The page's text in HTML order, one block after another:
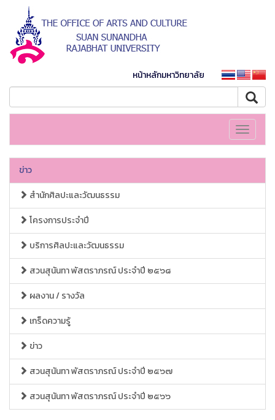
หน้าหลักมหาวิทยาลัย
Toggle
ข่าว
สำนักศิลปะและวัฒนธรรม
โครงการประจำปี
บริการศิลปะและวัฒนธรรม
สวนสุนันทา พัสตราภรณ์ ประจำปี ๒๕๖๘
ผลงาน / รางวัล
เกร็ดความรู้
ข่าว
สวนสุนันทา พัสตราภรณ์ ประจำปี ๒๕๖๗
สวนสุนันทา พัสตราภรณ์ ประจำปี ๒๕๖๖